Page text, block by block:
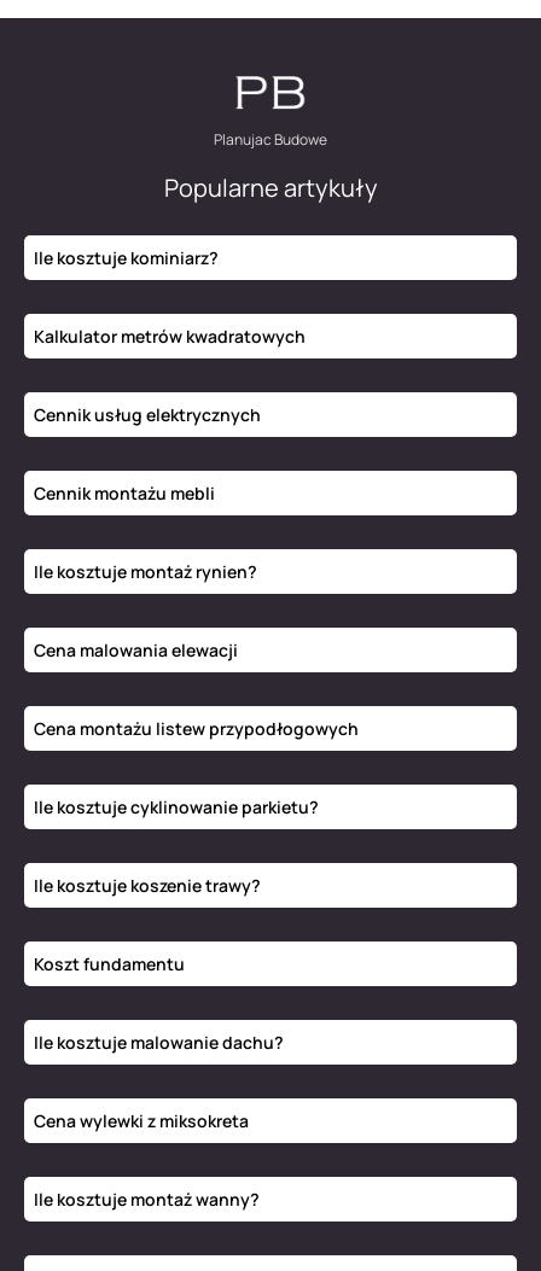
Planujac Budowe
Popularne artykuły
Ile kosztuje kominiarz?
Kalkulator metrów kwadratowych
Cennik usług elektrycznych
Cennik montażu mebli
Ile kosztuje montaż rynien?
Cena malowania elewacji
Cena montażu listew przypodłogowych
Ile kosztuje cyklinowanie parkietu?
Ile kosztuje koszenie trawy?
Koszt fundamentu
Ile kosztuje malowanie dachu?
Cena wylewki z miksokreta
Ile kosztuje montaż wanny?